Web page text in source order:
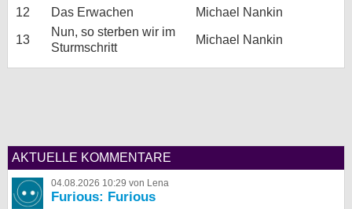
12 Das Erwachen Michael Nankin
13
Nun, so sterben wir im
Sturmschritt
Michael Nankin
AKTUELLE KOMMENTARE
04.08.2026 10:29 von Lena
Furious: Furious